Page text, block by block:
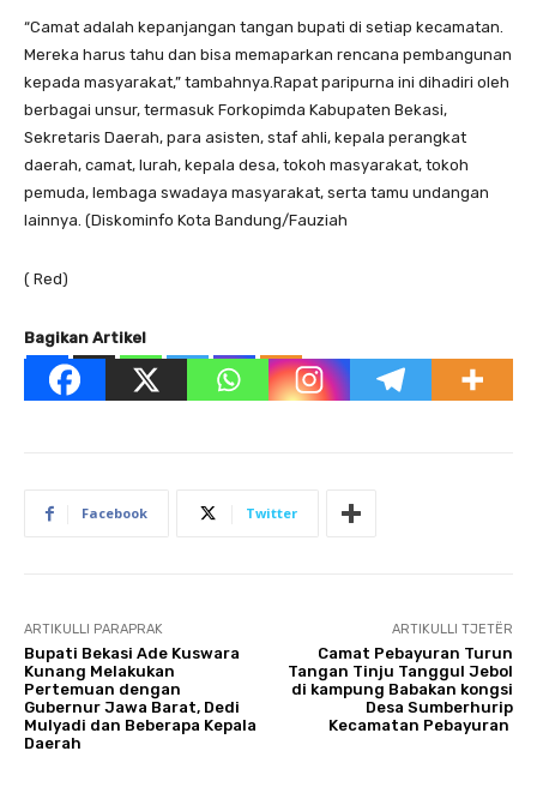
“Camat adalah kepanjangan tangan bupati di setiap kecamatan.
Mereka harus tahu dan bisa memaparkan rencana pembangunan
kepada masyarakat,” tambahnya.Rapat paripurna ini dihadiri oleh
berbagai unsur, termasuk Forkopimda Kabupaten Bekasi,
Sekretaris Daerah, para asisten, staf ahli, kepala perangkat
daerah, camat, lurah, kepala desa, tokoh masyarakat, tokoh
pemuda, lembaga swadaya masyarakat, serta tamu undangan
lainnya. (Diskominfo Kota Bandung/Fauziah
( Red)
Bagikan Artikel
Facebook Twitter
ARTIKULLI PARAPRAK
Bupati Bekasi Ade Kuswara
Kunang Melakukan
Pertemuan dengan
Gubernur Jawa Barat, Dedi
Mulyadi dan Beberapa Kepala
Daerah
ARTIKULLI TJETËR
Camat Pebayuran Turun
Tangan Tinju Tanggul Jebol
di kampung Babakan kongsi
Desa Sumberhurip
Kecamatan Pebayuran